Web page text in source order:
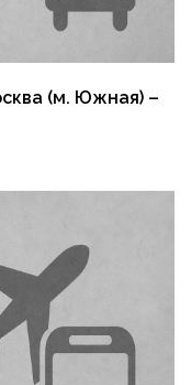
(м. Южная) –